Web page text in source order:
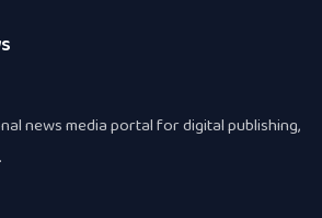
news media portal for digital publishing,